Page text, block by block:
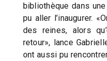
bibliothèque dans
pu aller l’inaugurer.
des reines, alors
retour», lance
ont aussi pu